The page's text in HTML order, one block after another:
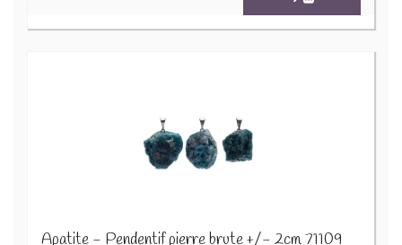
Apatite - Pendentif pierre brute +/- 2cm 71109